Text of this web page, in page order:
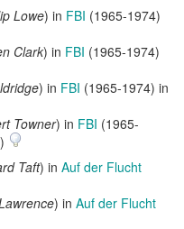
Lowe) in FBI (1965-1974)
Clark) in FBI (1965-1974)
) in FBI (1965-1974) in
Towner) in FBI (1965-
Taft) in Auf der Flucht
) in Auf der Flucht